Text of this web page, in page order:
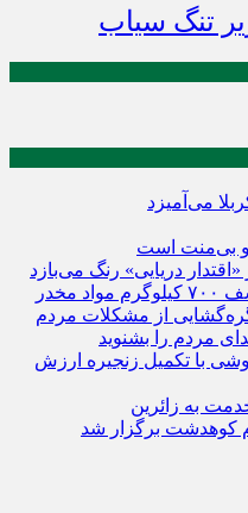
تنگ سیاب
می‌آمیزد
و بی‌منت است
«اقتدار دریایی» رنگ می‌بازد
از مشکلات مردم
مردم را بشنوید
با تکمیل زنجیره ارزش
به زائرین
کوهدشت برگزار شد